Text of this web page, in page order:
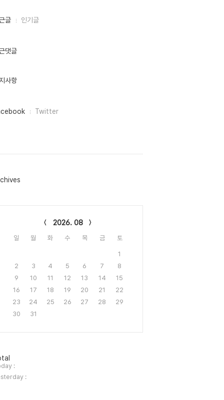
글 인기글
댓글
사항
Twitter
2026. 08
일 월 화 수 목 금 토
1
2
3 4 5 6 7
8
9
10 11 12 13 14
15
16
17 18 19 20 21
22
23
24 25 26 27 28
29
30
31
:
: